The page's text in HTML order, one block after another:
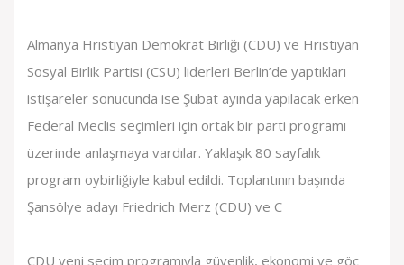
Almanya Hristiyan Demokrat Birliği (CDU) ve Hristiyan
Sosyal Birlik Partisi (CSU) liderleri Berlin’de yaptıkları
istişareler sonucunda ise Şubat ayında yapılacak erken
Federal Meclis seçimleri için ortak bir parti programı
üzerinde anlaşmaya vardılar. Yaklaşık 80 sayfalık
program oybirliğiyle kabul edildi. Toplantının başında
Şansölye adayı Friedrich Merz (CDU) ve C
CDU yeni seçim programıyla güvenlik, ekonomi ve göç